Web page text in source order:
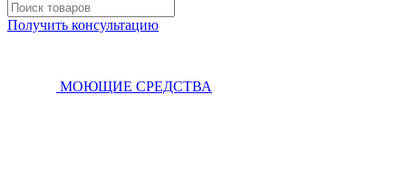
Получить консультацию
МОЮЩИЕ СРЕДСТВА